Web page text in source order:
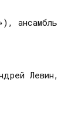
ансамбль
Левин,